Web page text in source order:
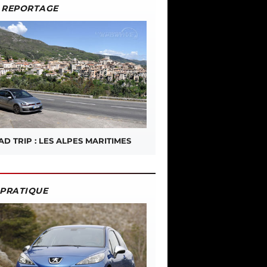
TRIP : LES ALPES MARITIMES